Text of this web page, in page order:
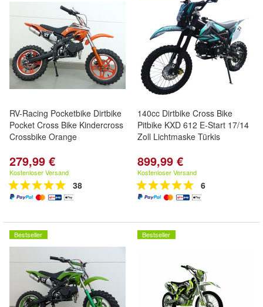
RV-Racing Pocketbike Dirtbike
Pocket Cross Bike Kindercross
Crossbike Orange
279,99 €
Kostenloser Versand
38
140cc Dirtbike Cross Bike
Pitbike KXD 612 E-Start 17/14
Zoll Lichtmaske Türkis
899,99 €
Kostenloser Versand
6
Bestseller Bestseller